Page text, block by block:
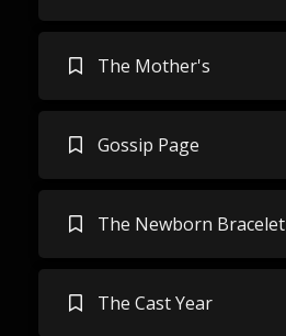
The Mother's
Gossip Page
The Newborn Bracelet
The Cast Year